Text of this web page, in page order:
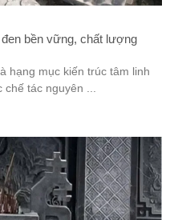
bền vững, chất lượng
hạng mục kiến trúc tâm linh
tác nguyên ...